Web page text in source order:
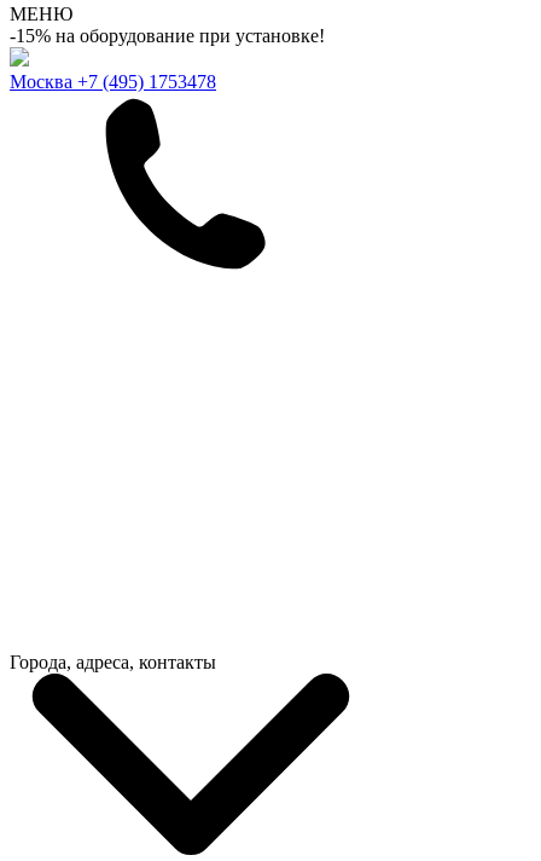
МЕНЮ
-15% на оборудование при установке!
Москва +7 (495) 1753478
Города, адреса, контакты